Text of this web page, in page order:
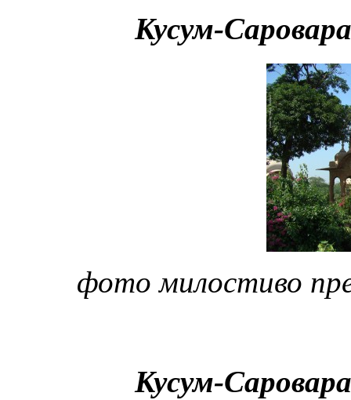
Кусум-
фото милостиво
Кусум-